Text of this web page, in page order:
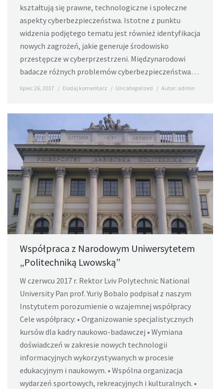
kształtują się prawne, technologiczne i społeczne
aspekty cyberbezpieczeństwa. Istotne z punktu
widzenia podjętego tematu jest również identyfikacja
nowych zagrożeń, jakie generuje środowisko
przestępcze w cyberprzestrzeni. Międzynarodowi
badacze różnych problemów cyberbezpieczeństwa…
lipiec 26, 2017 Dodaj komentarz Uncategorized Autor: admin
Współpraca z Narodowym Uniwersytetem
„Politechniką Lwowską”
W czerwcu 2017 r. Rektor Lviv Polytechnic National
University Pan prof. Yuriy Bobalo podpisał z naszym
Instytutem porozumienie o wzajemnej współpracy
Cele współpracy: • Organizowanie specjalistycznych
kursów dla kadry naukowo-badawczej • Wymiana
doświadczeń w zakresie nowych technologii
informacyjnych wykorzystywanych w procesie
edukacyjnym i naukowym. • Wspólna organizacja
wydarzeń sportowych, rekreacyjnych i kulturalnych. •